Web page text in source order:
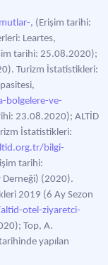
, (Erişim tarihi:
Leartes,
tarihi: 25.08.2020);
Turizm İstatistikleri:
ve-
23.08.2020); ALTİD
İstatistikleri:
bilgi-
tarihi:
Derneği) (2020).
2019 (6 Ay Sezon
otel-ziyaretci-
Top, A.
yapılan